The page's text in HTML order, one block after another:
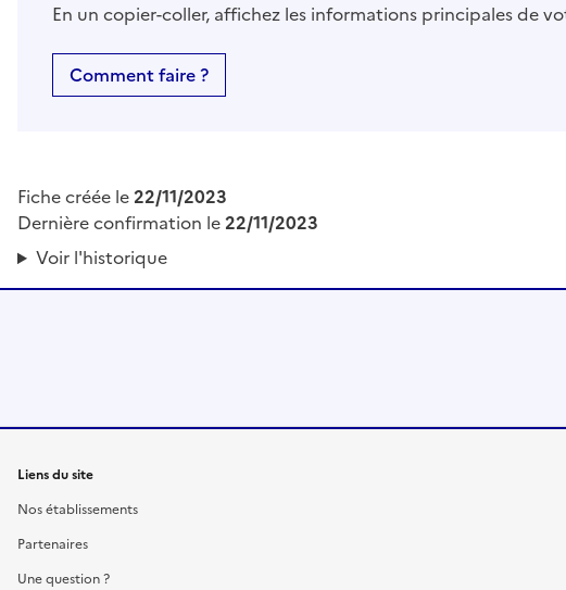
En un copier-coller, affichez les informations principales de
Comment faire ?
Fiche créée le22/11/2023
Dernière confirmation le22/11/2023
Voir l'historique
Liens du site
Nos établissements
Partenaires
Une question ?